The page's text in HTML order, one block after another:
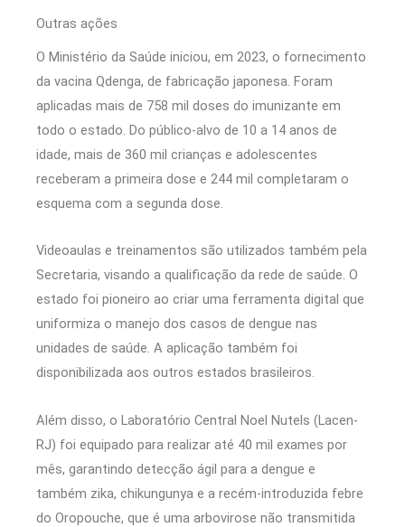
Outras ações
O Ministério da Saúde iniciou, em 2023, o fornecimento
da vacina Qdenga, de fabricação japonesa. Foram
aplicadas mais de 758 mil doses do imunizante em
todo o estado. Do público-alvo de 10 a 14 anos de
idade, mais de 360 mil crianças e adolescentes
receberam a primeira dose e 244 mil completaram o
esquema com a segunda dose.
Videoaulas e treinamentos são utilizados também pela
Secretaria, visando a qualificação da rede de saúde. O
estado foi pioneiro ao criar uma ferramenta digital que
uniformiza o manejo dos casos de dengue nas
unidades de saúde. A aplicação também foi
disponibilizada aos outros estados brasileiros.
Além disso, o Laboratório Central Noel Nutels (Lacen-
RJ) foi equipado para realizar até 40 mil exames por
mês, garantindo detecção ágil para a dengue e
também zika, chikungunya e a recém-introduzida febre
do Oropouche, que é uma arbovirose não transmitida